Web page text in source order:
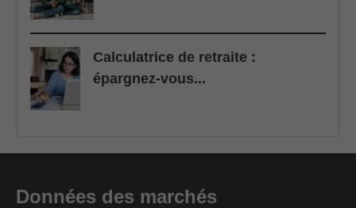
Calculatrice de retraite :
épargnez-vous...
Données des marchés